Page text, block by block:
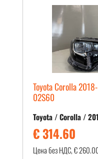
Toyota Corolla
02S60
Toyota / Corolla /
€ 314.60
Цена без НДС, €